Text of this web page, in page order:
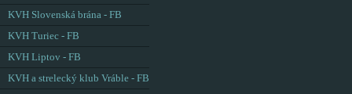
KVH Slovenská brána - FB
KVH Turiec - FB
KVH Liptov - FB
KVH a strelecký klub Vráble - FB